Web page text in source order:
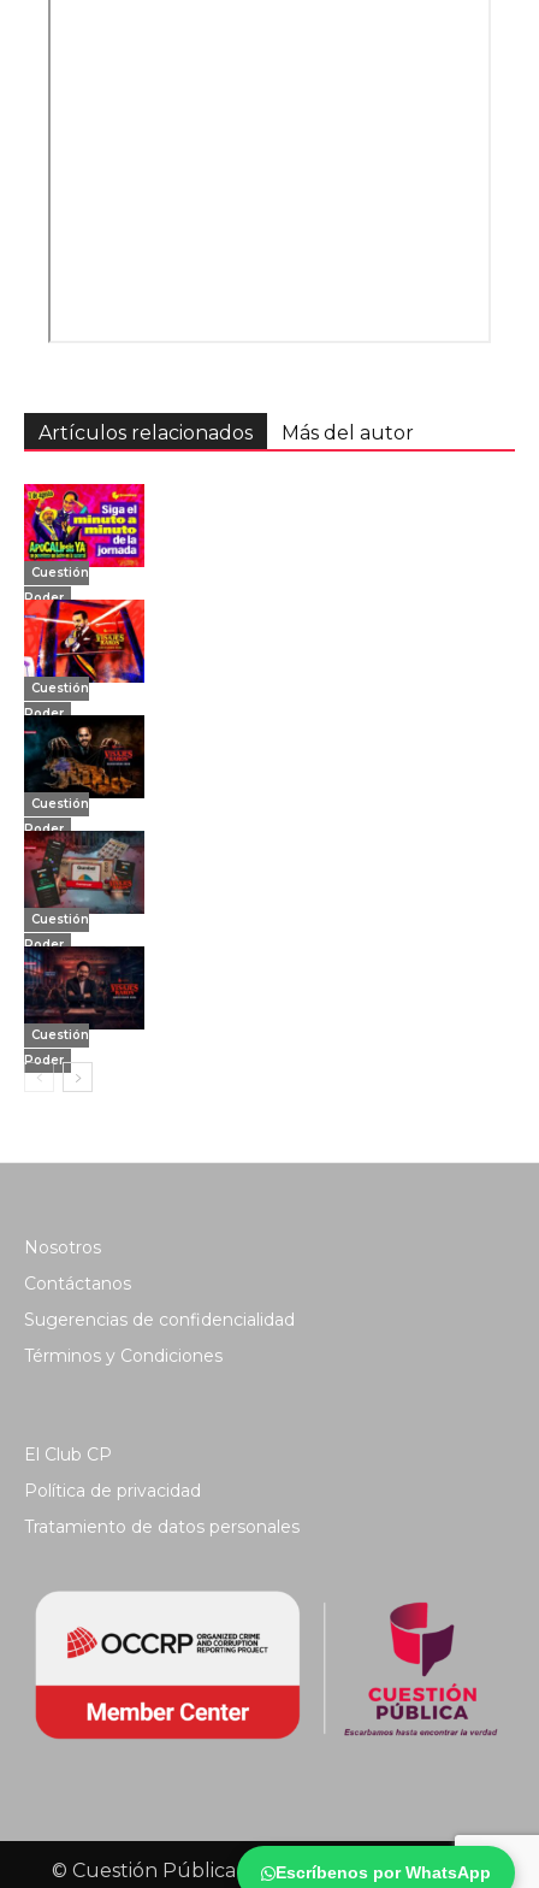
Escríbenos por WhatsApp
Artículos relacionados Más del autor
Cuestión
Poder
Cuestión
Poder
Cuestión
Poder
Cuestión
Poder
Cuestión
Poder
Nosotros
Contáctanos
Sugerencias de confidencialidad
Términos y Condiciones
El Club CP
Política de privacidad
Tratamiento de datos personales
© Cuestión Pública 2018 - Todos los derechos